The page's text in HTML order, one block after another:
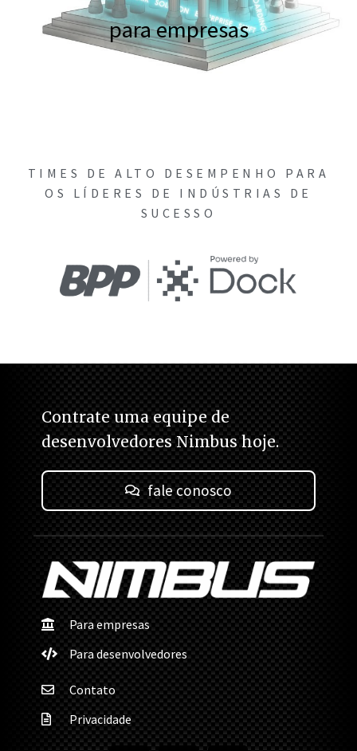
para empresas
TIMES DE ALTO DESEMPENHO PARA
OS LÍDERES DE INDÚSTRIAS DE
SUCESSO
Contrate uma equipe de
desenvolvedores Nimbus hoje.
fale conosco
Para empresas
Para desenvolvedores
Contato
Privacidade